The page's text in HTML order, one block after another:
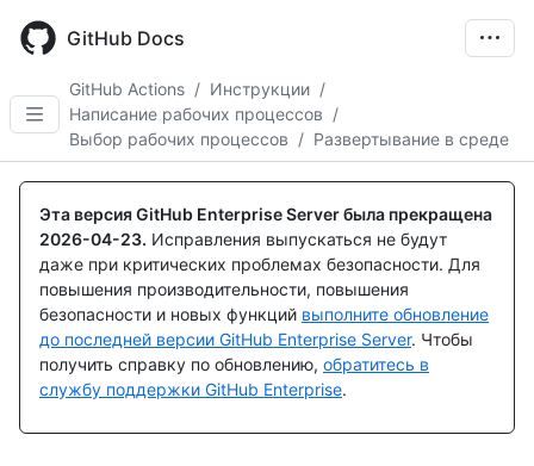
main
GitHub Docs
GitHub Actions / Инструкции /
Написание рабочих процессов /
Выбор рабочих процессов / Развертывание в среде
Эта версия GitHub Enterprise Server была прекращена
2026-04-23. Исправления выпускаться не будут
даже при критических проблемах безопасности. Для
повышения производительности, повышения
безопасности и новых функций выполните обновление
до последней версии GitHub Enterprise Server. Чтобы
получить справку по обновлению, обратитесь в
службу поддержки GitHub Enterprise.